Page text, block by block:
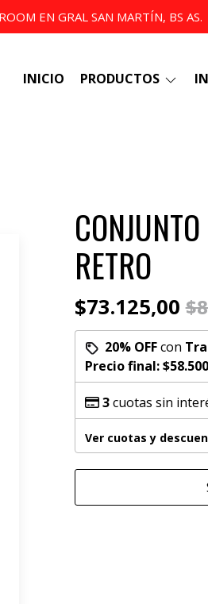
EN GRAL SAN MARTÍN, BS AS.
INICIO PRODUCTOS
RETRO
$73.125,00
20% OFFcon
Precio final:
3cuotas sin
Ver cuotas y